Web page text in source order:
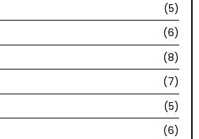
(5)
(6)
(8)
(7)
(5)
(6)